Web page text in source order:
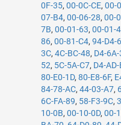
0F-35,00-0C-CE,00-
07-B4,00-06-28,00-
7B,00-01-63,00-01-
86,00-81-C4,94-D4-
3C,4C-BC-48, D4-
52, 5C-5A-C7, D4-AD-
80-E0-1D,80-E8-6F,
84-78-AC,44-03-A7,
6C-FA-89, 58-F3-9C,
10-0B,00-10-0D,00-